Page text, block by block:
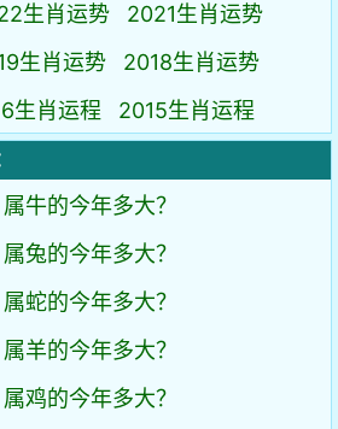
生肖运势
2021生肖运势
生肖运势
2018生肖运势
生肖运程
2015生肖运程
属牛的今年多大？
属兔的今年多大？
属蛇的今年多大？
属羊的今年多大？
属鸡的今年多大？